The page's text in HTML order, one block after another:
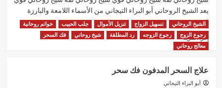
يعد الشيخ الروحاني أبو البراء التيجاني من الأسماء اللامعة والبارزة
في...
إقرأ المزيداقرأ
المزيد
روحاني
ثقه
الشيخ الروحاني تسهيل الزواج تنزيل الأموال جلب الحبيب
خواتم روحانية
رجوع الزوج
رجوع الزوجه رد المطلقة شيخ روحاني
فك السحر
معالج روحاني
علاج السحر المدفون فك سحر
أبو البراء التيجاني